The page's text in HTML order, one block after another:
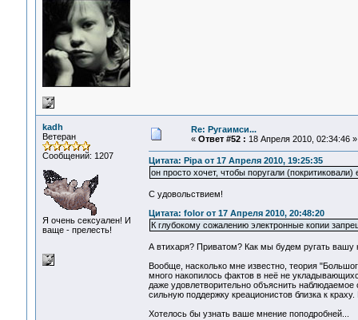
kadh
Ветеран
Сообщений: 1207
Я очень сексуален! И
ваще - прелесть!
Re: Ругаимси...
« Ответ #52 : 18 Апреля 2010, 02:34:46 »
Цитата: Pipa от 17 Апреля 2010, 19:25:35
он просто хочет, чтобы поругали (покритиковали)
С удовольствием!
Цитата: folor от 17 Апреля 2010, 20:48:20
К глубокому сожалению электронные копии
А втихаря? Приватом? Как мы будем ругать вашу
Вообще, насколько мне известно, теория
много накопилось фактов в неё не
даже удовлетворительно объяснить
сильную поддержку креационистов близка к
Хотелось бы узнать ваше мнение поподробней...